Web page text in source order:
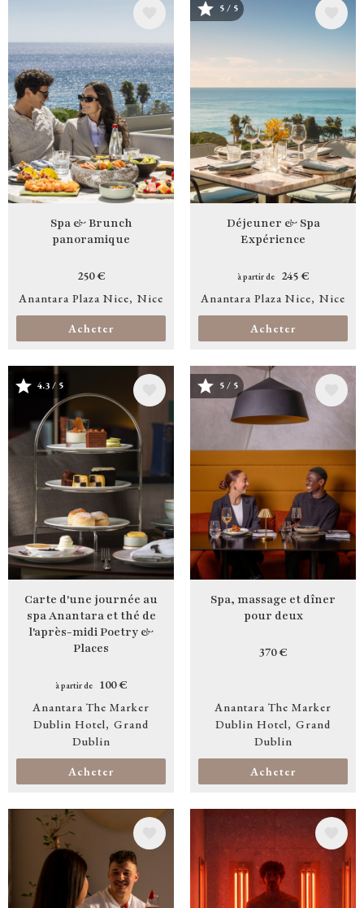
Spa & Brunch
panoramique
250 €
Anantara Plaza Nice
Nice
Acheter
Image
5 / 5
Déjeuner & Spa
Expérience
à partir de
245 €
Anantara Plaza Nice
Nice
Acheter
Image
4.3 / 5
Carte d'une journée au
spa Anantara et thé de
l'après-midi Poetry &
Places
à partir de
100 €
Anantara The Marker
Dublin Hotel
Grand
Dublin
Acheter
Image
5 / 5
Spa, massage et dîner
pour deux
370 €
Anantara The Marker
Dublin Hotel
Grand
Dublin
Acheter
Image Image